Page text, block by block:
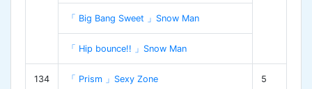
「 Big Bang Sweet 」Snow Man
「 Hip bounce!! 」Snow Man
134 「 Prism 」Sexy Zone 5